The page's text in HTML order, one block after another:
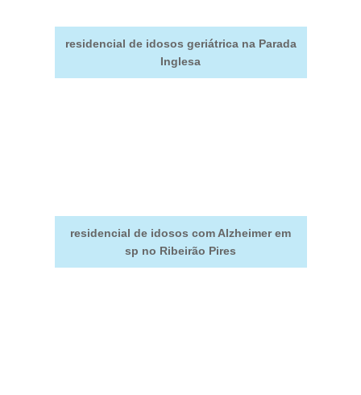
residencial de idosos geriátrica na Parada
Inglesa
residencial de idosos com Alzheimer em
sp no Ribeirão Pires